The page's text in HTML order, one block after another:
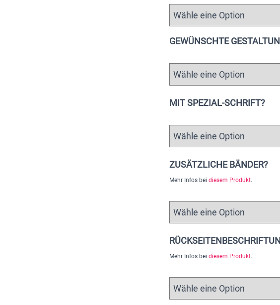
GEWÜNSCHTE
MIT SPEZIAL-SCHRIFT?
ZUSÄTZLICHE BÄNDER?
Mehr Infos bei diesem Produkt.
Mehr Infos bei diesem Produkt.